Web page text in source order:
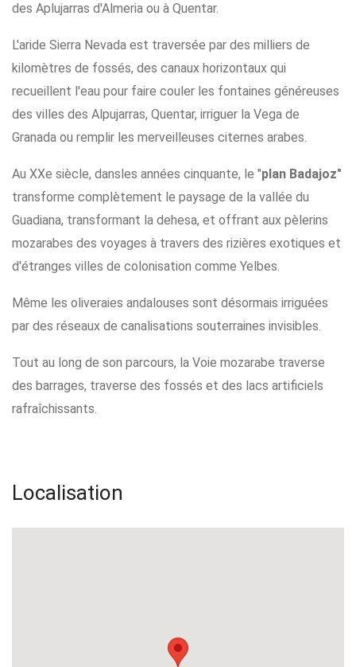
des Aplujarras d'Almeria ou à Quentar.
L'aride Sierra Nevada est traversée par des milliers de
kilomètres de fossés, des canaux horizontaux qui
recueillent l'eau pour faire couler les fontaines généreuses
des villes des Alpujarras, Quentar, irriguer la Vega de
Granada ou remplir les merveilleuses citernes arabes.
Au XXe siècle, dansles années cinquante, le "plan Badajoz"
transforme complètement le paysage de la vallée du
Guadiana, transformant la dehesa, et offrant aux pèlerins
mozarabes des voyages à travers des rizières exotiques et
d'étranges villes de colonisation comme Yelbes.
Même les oliveraies andalouses sont désormais irriguées
par des réseaux de canalisations souterraines invisibles.
Tout au long de son parcours, la Voie mozarabe traverse
des barrages, traverse des fossés et des lacs artificiels
rafraîchissants.
Localisation